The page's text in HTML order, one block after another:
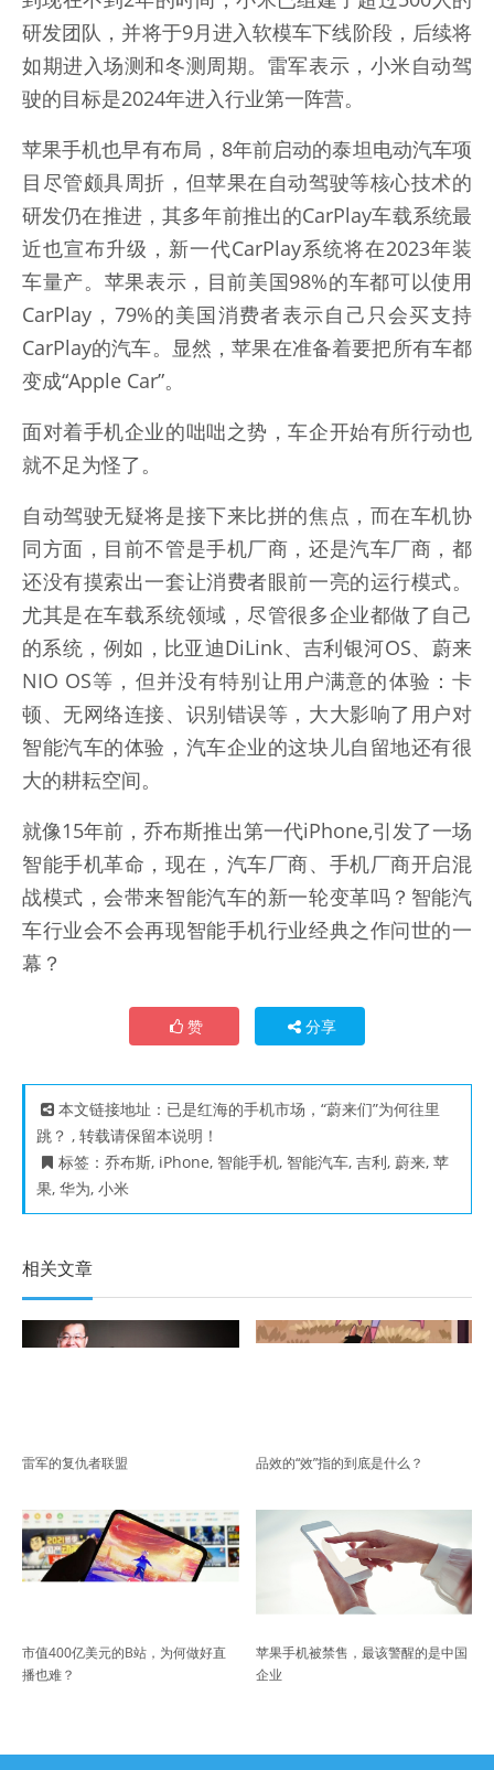
研发团队，并将于9月进入软模车下线阶段，后续将
如期进入场测和冬测周期。雷军表示，小米自动驾
驶的目标是2024年进入行业第一阵营。
苹果手机也早有布局，8年前启动的泰坦电动汽车项
目尽管颇具周折，但苹果在自动驾驶等核心技术的
研发仍在推进，其多年前推出的CarPlay车载系统最
近也宣布升级，新一代CarPlay系统将在2023年装
车量产。苹果表示，目前美国98%的车都可以使用
CarPlay，79%的美国消费者表示自己只会买支持
CarPlay的汽车。显然，苹果在准备着要把所有车都
变成“Apple Car”。
面对着手机企业的咄咄之势，车企开始有所行动也
就不足为怪了。
自动驾驶无疑将是接下来比拼的焦点，而在车机协
同方面，目前不管是手机厂商，还是汽车厂商，都
还没有摸索出一套让消费者眼前一亮的运行模式。
尤其是在车载系统领域，尽管很多企业都做了自己
的系统，例如，比亚迪DiLink、吉利银河OS、蔚来
NIO OS等，但并没有特别让用户满意的体验：卡
顿、无网络连接、识别错误等，大大影响了用户对
智能汽车的体验，汽车企业的这块儿自留地还有很
大的耕耘空间。
就像15年前，乔布斯推出第一代iPhone,引发了一场
智能手机革命，现在，汽车厂商、手机厂商开启混
战模式，会带来智能汽车的新一轮变革吗？智能汽
车行业会不会再现智能手机行业经典之作问世的一
幕？
赞 分享
本文链接地址： 已是红海的手机市场，“蔚来们”为何往里
跳？ , 转载请保留本说明！
标签： 乔布斯, iPhone, 智能手机, 智能汽车, 吉利, 蔚来, 苹
果, 华为, 小米
相关文章
雷军的复仇者联盟 品效的“效”指的到底是什么？
市值400亿美元的B站，为何做好直
播也难？
苹果手机被禁售，最该警醒的是中国
企业